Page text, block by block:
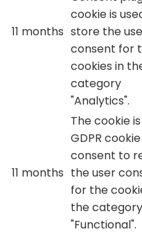
11 months
cookie is
store the
consent for
cookies in
category
"Analytics".
11 months
The cookie
GDPR cookie
consent to
the user
for the
the category
"Functional".